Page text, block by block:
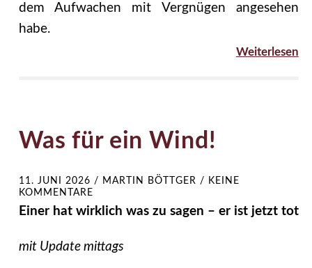
dem Aufwachen mit Vergnügen angesehen
habe.
Weiterlesen
Was für ein Wind!
11. JUNI 2026 / MARTIN BÖTTGER / KEINE
KOMMENTARE
Einer hat wirklich was zu sagen – er ist jetzt tot
mit Update mittags